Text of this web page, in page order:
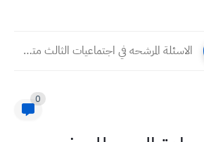
الاسئلة المرشحه في اجتماعيات الثالث متوسط لامتحان الدور التمهيدي 2023
0